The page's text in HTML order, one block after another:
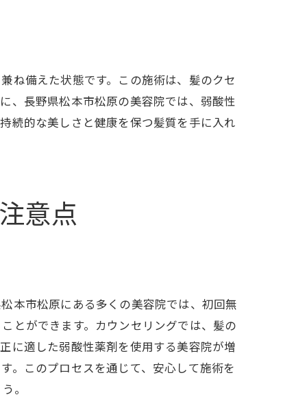
ね備えた状態です。この施術は、髪のクセ
、長野県松本市松原の美容院では、弱酸性
続的な美しさと健康を保つ髪質を手に入れ
意点
本市松原にある多くの美容院では、初回無
とができます。カウンセリングでは、髪の
に適した弱酸性薬剤を使用する美容院が増
。このプロセスを通じて、安心して施術を
。